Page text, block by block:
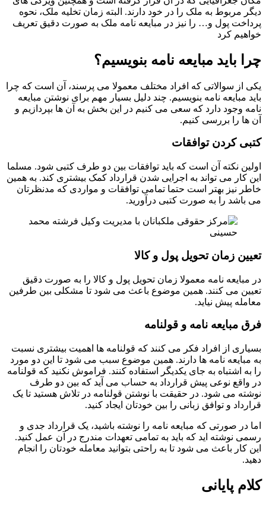
دیگر مربوط به ملک را در خود دارند. البته زمان تخلیه ملک، نحوه
پرداخت پول و… را نیز در مبایعه نامه ملک به صورت دقیق تعریف
خواهیم کرد
چرا باید مبایعه نامه بنویسیم؟
یکی از سوالاتی که افراد مختلف معمولا می پرسند، آن است که چرا
باید مبایعه نامه بنویسیم. چند دلیل بسیار مهم برای نوشتن مبایعه
نامه وجود دارد که سعی می کنیم در این بخش به آن ها بپردازیم و
آن ها را بررسی کنیم.
کتبی کردن توافقات
اولین نکته آن است که باید توافقات بین دو طرف کتبی شود. مسلما
این کار می تواند به اجرایی شدن قرارداد کمک بیشتری کند. به همین
خاطر نیز بهتر است حتما تمامی توافقات و مواردی که مدنظرتان
می باشد را به صورت کتبی درآورید.
تعیین زمان تحویل پول و کالا
در مبایعه نامه معمولا زمان تحویل پول و کالا را به صورت دقیق
تعیین می کنند. همین موضوع باعث می شود تا مشکلی بین طرفین
معامله پیش نیاید.
فرق مبایعه نامه و قولنامه
بسیاری از افراد فکر می کنند که قولنامه ها اهمیت بیشتری نسبت
به مبایعه نامه ها دارند. همین موضوع سبب می شود تا این دو مورد
را به اشتباه به جای یکدیگر استفاده کنند. فراموش نکنید که قولنامه
در واقع نوعی پیش قرارداد به حساب می آید که بین دو طرف
نوشته می شود. در حقیقت با نوشتن قولنامه در تلاش هستید تا یک
قرارداد و توافق زبانی را بین خودتان ایجاد کنید.
اما در صورتی که مبایعه نامه را نوشته باشید، یک قرارداد جدی و
رسمی نوشته اید که باید به تمامی تعهدات مندرج در آن عمل کنید.
این کار باعث می شود تا به راحتی بتوانید معامله خودتان را انجام
دهید.
کلام پایانی